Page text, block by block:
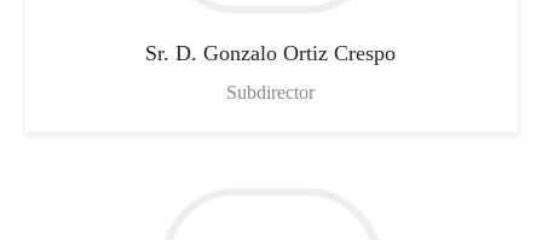
Sr. D. Gonzalo Ortiz Crespo
Subdirector